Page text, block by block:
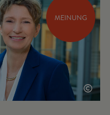
MEINUNG
©